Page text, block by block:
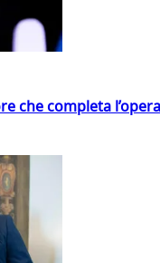
che completa